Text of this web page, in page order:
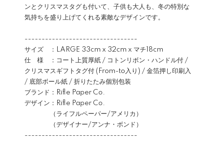
ンとクリスマスタグも付いて、子供も大人も、冬の特別な
気持ちを盛り上げてくれる素敵なデザインです。
---------------------------------
サイズ ：LARGE 33cm x 32cm x マチ18cm
仕 様 ：コート上質厚紙 / コトンリボン・ハンドル付 /
クリスマスギフトタグ付 (From-to入り) / 金箔押し印刷入
/ 底部ボール紙 / 折りたたみ個別包装
ブランド：Rifle Paper Co.
デザイン：Rifle Paper Co.
（ライフルペーパー/アメリカ）
（デザイナー/アンナ・ボンド）
---------------------------------